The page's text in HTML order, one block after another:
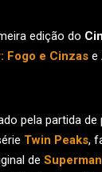
edição do
Fogo e Cinzas e
pela partida
Twin Peaks,
de Superman